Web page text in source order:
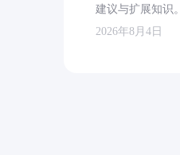
建议与扩展知识。
2026年8月4日